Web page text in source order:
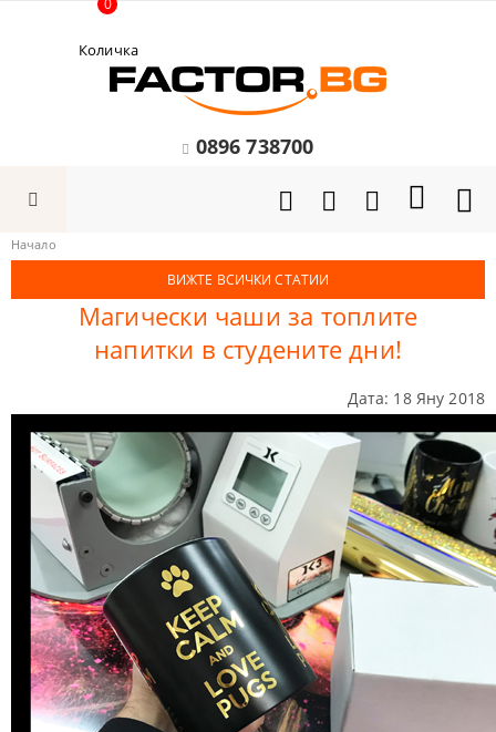
Количка
0
0896 738700
Начало
ВИЖТЕ ВСИЧКИ СТАТИИ
Магически чаши за топлите
напитки в студените дни!
Дата: 18 Яну 2018